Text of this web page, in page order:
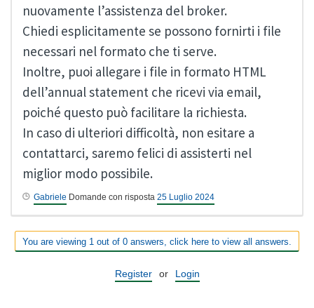
nuovamente l’assistenza del broker.
Chiedi esplicitamente se possono fornirti i file
necessari nel formato che ti serve.
Inoltre, puoi allegare i file in formato HTML
dell’annual statement che ricevi via email,
poiché questo può facilitare la richiesta.
In caso di ulteriori difficoltà, non esitare a
contattarci, saremo felici di assisterti nel
miglior modo possibile.
Gabriele Domande con risposta 25 Luglio 2024
You are viewing 1 out of 0 answers, click here to view all answers.
Register or Login